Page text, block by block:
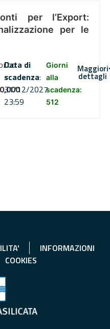
per l’Export:
per le
Data di
scadenza:
31/12/2027
23:59
Giorni
alla
scadenza:
512
Maggiori
dettagli
INFORMAZIONI
COOKIES